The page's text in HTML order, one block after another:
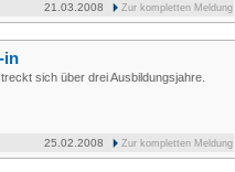
Zur kompletten Meldung
21.03.2008
in
sich über drei Ausbildungsjahre.
Zur kompletten Meldung
25.02.2008